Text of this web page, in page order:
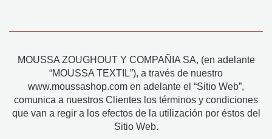
MOUSSA ZOUGHOUT Y COMPAÑIA SA, (en adelante
“MOUSSA TEXTIL”), a través de nuestro
www.moussashop.com en adelante el “Sitio Web”,
comunica a nuestros Clientes los términos y condiciones
que van a regir a los efectos de la utilización por éstos del
Sitio Web.